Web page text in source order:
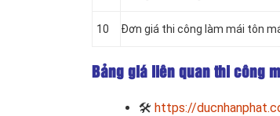
10 Đơn giá thi công làm mái tôn
Bảng giá liên quan thi công
🛠 https://